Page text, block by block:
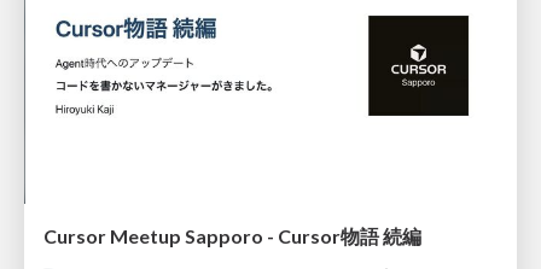
Cursor Meetup Sapporo - Cursor物語 続編